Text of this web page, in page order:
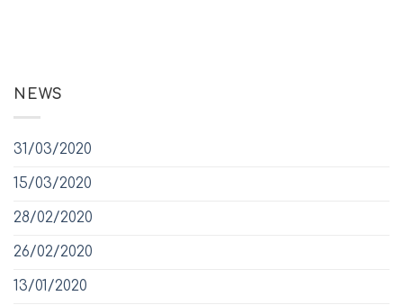
NEWS
31/03/2020
15/03/2020
28/02/2020
26/02/2020
13/01/2020